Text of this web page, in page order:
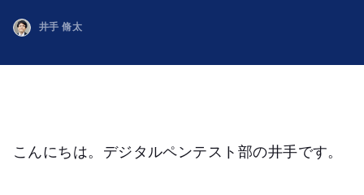
井手 脩太
こんにちは。デジタルペンテスト部の井手です。